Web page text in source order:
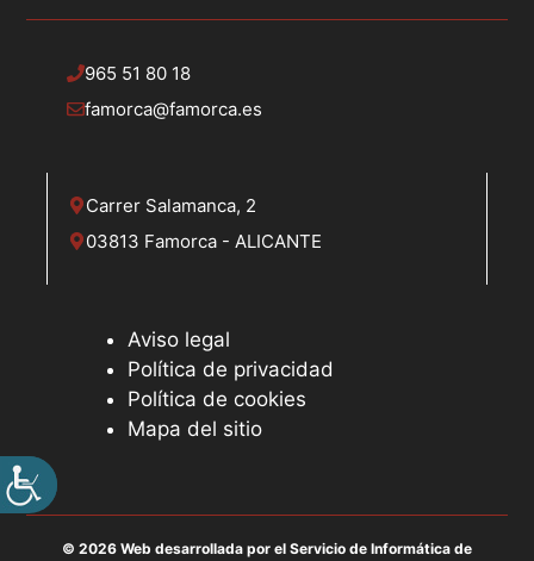
965 51 80 18
famorca@famorca.es
Carrer Salamanca, 2
03813 Famorca - ALICANTE
Aviso legal
Política de privacidad
Política de cookies
Mapa del sitio
© 2026 Web desarrollada por el Servicio de Informática de